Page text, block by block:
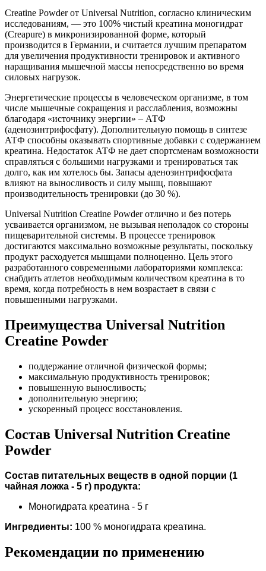
Creatine Powder от Universal Nutrition, согласно клиническим
исследованиям, — это 100% чистый креатина моногидрат
(Creapure) в микронизированной форме, который
производится в Германии, и считается лучшим препаратом
для увеличения продуктивности тренировок и активного
наращивания мышечной массы непосредственно во время
силовых нагрузок.
Энергетические процессы в человеческом организме, в том
числе мышечные сокращения и расслабления, возможны
благодаря «источнику энергии» – АТФ
(аденозинтрифосфату). Дополнительную помощь в синтезе
АТФ способны оказывать спортивные добавки с содержанием
креатина. Недостаток АТФ не дает спортсменам возможности
справляться с большими нагрузками и тренироваться так
долго, как им хотелось бы. Запасы аденозинтрифосфата
влияют на выносливость и силу мышц, повышают
производительность тренировки (до 30 %).
Universal Nutrition Creatine Powder отлично и без потерь
усваивается организмом, не вызывая неполадок со стороны
пищеварительной системы. В процессе тренировок
достигаются максимально возможные результаты, поскольку
продукт расходуется мышцами полноценно. Цель этого
разработанного современными лабораториями комплекса:
снабдить атлетов необходимым количеством креатина в то
время, когда потребность в нем возрастает в связи с
повышенными нагрузками.
Преимущества Universal Nutrition
Creatine Powder
поддержание отличной физической формы;
максимальную продуктивность тренировок;
повышенную выносливость;
дополнительную энергию;
ускоренный процесс восстановления.
Состав Universal Nutrition Creatine
Powder
Состав питательных веществ в одной порции (1
чайная ложка - 5 г) продукта:
Моногидрата креатина - 5 г
Ингредиенты: 100 % моногидрата креатина.
Рекомендации по применению